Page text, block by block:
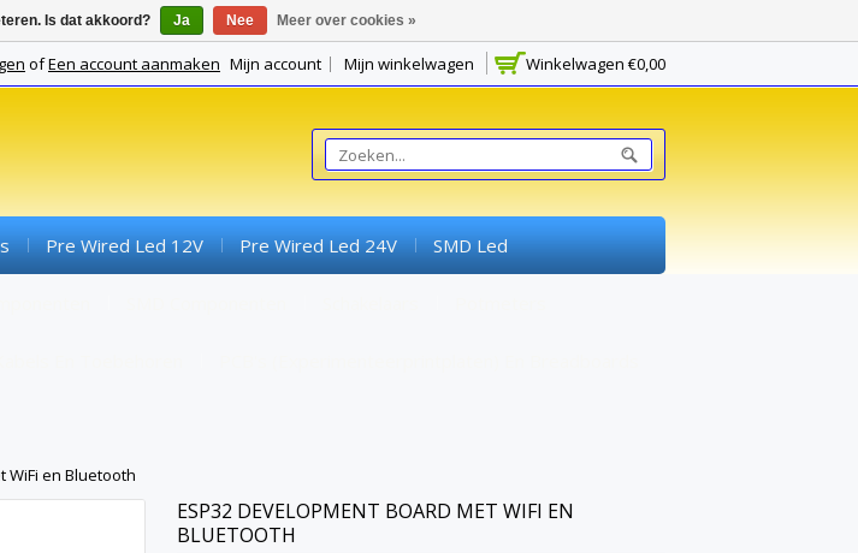
Winkelwagen €0,00
ofEen account aanmaken Mijn account Mijn winkelwagen
Pre Wired Led 12V Pre Wired Led 24V SMD Led
WiFi en Bluetooth
ESP32 DEVELOPMENT BOARD MET WIFI EN
BLUETOOTH
Is dat akkoord? Ja Nee Meer over cookies »